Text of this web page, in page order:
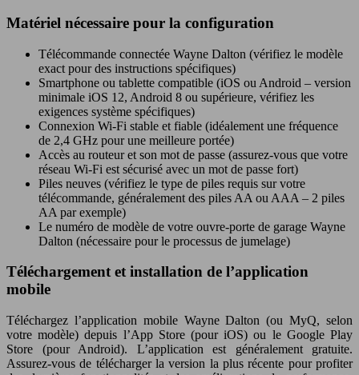
Matériel nécessaire pour la configuration
Télécommande connectée Wayne Dalton (vérifiez le modèle
exact pour des instructions spécifiques)
Smartphone ou tablette compatible (iOS ou Android – version
minimale iOS 12, Android 8 ou supérieure, vérifiez les
exigences système spécifiques)
Connexion Wi-Fi stable et fiable (idéalement une fréquence
de 2,4 GHz pour une meilleure portée)
Accès au routeur et son mot de passe (assurez-vous que votre
réseau Wi-Fi est sécurisé avec un mot de passe fort)
Piles neuves (vérifiez le type de piles requis sur votre
télécommande, généralement des piles AA ou AAA – 2 piles
AA par exemple)
Le numéro de modèle de votre ouvre-porte de garage Wayne
Dalton (nécessaire pour le processus de jumelage)
Téléchargement et installation de l’application
mobile
Téléchargez l’application mobile Wayne Dalton (ou MyQ, selon
votre modèle) depuis l’App Store (pour iOS) ou le Google Play
Store (pour Android). L’application est généralement gratuite.
Assurez-vous de télécharger la version la plus récente pour profiter